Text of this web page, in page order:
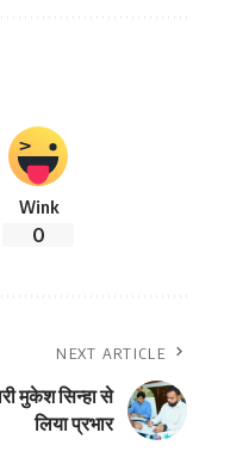
Wink
0
NEXT ARTICLE
मुकेश सिन्हा से
लिया प्रभार